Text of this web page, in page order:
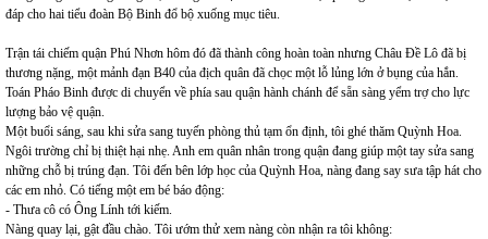
đáp cho hai tiểu đoàn Bộ Binh đổ bộ xuống mục tiêu.
Trận tái chiếm quận Phú Nhơn hôm đó đã thành công hoàn toàn nhưng Châu Đề Lô đã bị
thương nặng, một mảnh đạn B40 của địch quân đã chọc một lỗ lủng lớn ở bụng của hắn.
Toán Pháo Binh được di chuyển về phía sau quận hành chánh để sẵn sàng yểm trợ cho lực
lượng bảo vệ quận.
Một buổi sáng, sau khi sửa sang tuyến phòng thủ tạm ổn định, tôi ghé thăm Quỳnh Hoa.
Ngôi trường chỉ bị thiệt hại nhẹ. Anh em quân nhân trong quận đang giúp một tay sửa sang
những chỗ bị trúng đạn. Tôi đến bên lớp học của Quỳnh Hoa, nàng đang say sưa tập hát cho
các em nhỏ. Có tiếng một em bé báo động:
- Thưa cô có Ông Lính tới kiếm.
Nàng quay lại, gật đầu chào. Tôi ướm thử xem nàng còn nhận ra tôi không: